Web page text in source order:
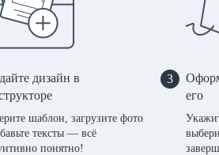
дизайн в
шаблон, загрузите фото
тексты — всё
понятно!
3
его